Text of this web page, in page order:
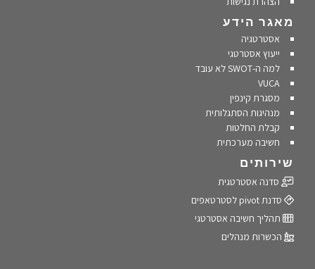
מאגר הידע
אסטרטגיה
ייעוץ אסטרטגי
למה ה-SWOT לא עובד
VUCA
מסגרת קינפין
מנהיגות הסתגלותית
קבלת החלטות
חשיבה מערכתית
שירותים
סדנה אסטרטגית
סדנת pivot לסטרטאפים
תהליך חשיבה אסטרטגי
הכשרות מנהלים